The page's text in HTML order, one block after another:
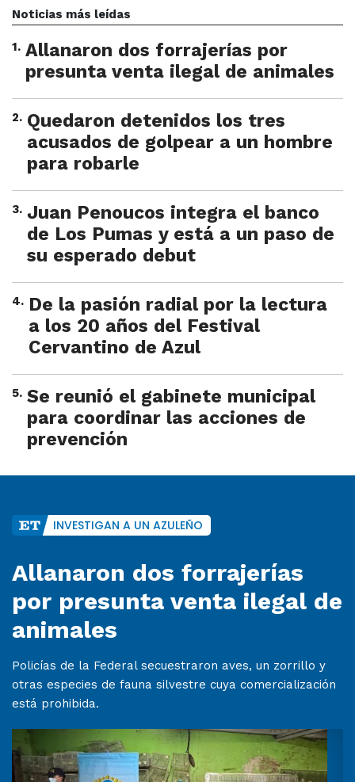
Noticias más leídas
1. Allanaron dos forrajerías por
presunta venta ilegal de animales
2. Quedaron detenidos los tres
acusados de golpear a un hombre
para robarle
3. Juan Penoucos integra el banco
de Los Pumas y está a un paso de
su esperado debut
4. De la pasión radial por la lectura
a los 20 años del Festival
Cervantino de Azul
5. Se reunió el gabinete municipal
para coordinar las acciones de
prevención
INVESTIGAN A UN AZULEÑO
Allanaron dos forrajerías
por presunta venta ilegal de
animales
Policías de la Federal secuestraron aves, un zorrillo y
otras especies de fauna silvestre cuya comercialización
está prohibida.